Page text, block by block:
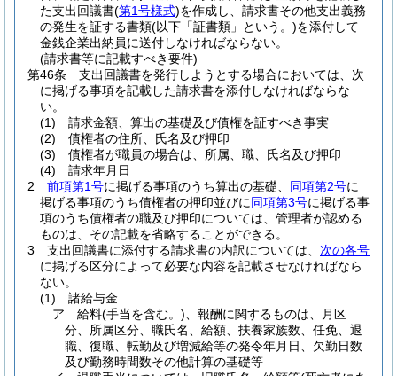
た支出回議書(第1号様式)を作成し、請求書その他支出義務
の発生を証する書類(以下「証書類」という。)を添付して
金銭企業出納員に送付しなければならない。
(請求書等に記載すべき要件)
第46条
支出回議書を発行しようとする場合においては、次
に掲げる事項を記載した請求書を添付しなければならな
い。
(1)
請求金額、算出の基礎及び債権を証すべき事実
(2)
債権者の住所、氏名及び押印
(3)
債権者が職員の場合は、所属、職、氏名及び押印
(4)
請求年月日
2
前項第1号に掲げる事項のうち算出の基礎、 同項第2号に
掲げる事項のうち債権者の押印並びに同項第3号に掲げる事
項のうち債権者の職及び押印については、管理者が認める
ものは、その記載を省略することができる。
3
支出回議書に添付する請求書の内訳については、 次の各号
に掲げる区分によって必要な内容を記載させなければなら
ない。
(1)
諸給与金
ア
給料(手当を含む。) 、報酬に関するものは、月区
分、所属区分、職氏名、給額、扶養家族数、任免、退
職、復職、転勤及び増減給等の発令年月日、欠勤日数
及び勤務時間数その他計算の基礎等